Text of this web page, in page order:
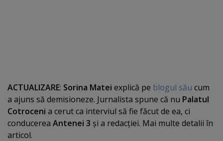
ACTUALIZARE: Sorina Matei explică pe blogul său cum
a ajuns să demisioneze. Jurnalista spune că nu Palatul
Cotroceni a cerut ca interviul să fie făcut de ea, ci
conducerea Antenei 3 şi a redacţiei. Mai multe detalii în
articol.